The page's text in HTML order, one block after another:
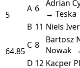
5
A 6 Adrian
→ Teska
B 11 Niels
64.85
C 8
Bartosz
Nowak
D 12 Kacper